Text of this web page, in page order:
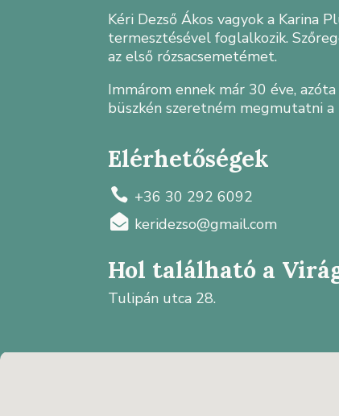
Kéri Dezső Ákos vagyok a Karina
termesztésével foglalkozik.
az első rózsacsemetémet.
Immárom ennek már 30 éve,
büszkén szeretném megmutatni a
Elérhetőségek
 +36 30 292 6092
 keridezso@gmail.com
Hol található a
Tulipán utca 28.